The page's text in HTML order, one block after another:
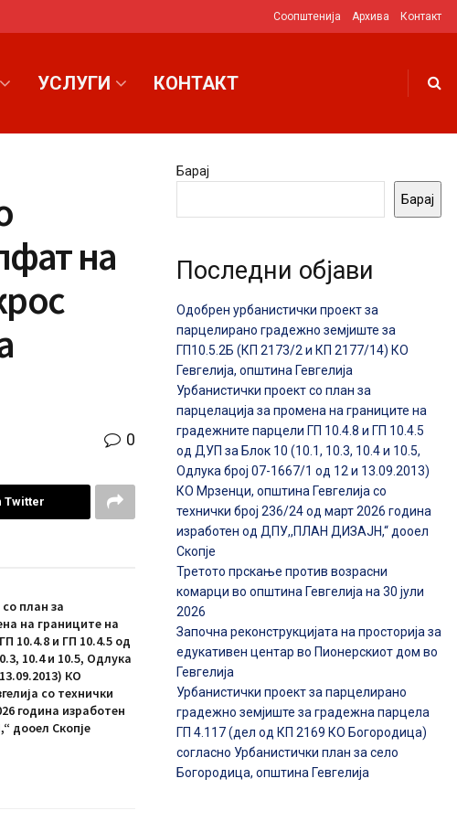
Соопштенија Архива Контакт
УСЛУГИ КОНТАКТ
на
0
Twitter
план за
на границите на
10.4.8 и ГП 10.4.5 од
10.4 и 10.5, Одлука
КО
со технички
година изработен
дооел Скопје
Барај
Барај
Последни објави
Одобрен урбанистички проект за
парцелирано градежно земјиште за
ГП10.5.2Б (КП 2173/2 и КП 2177/14) КО
Гевгелија, општина Гевгелија
Урбанистички проект со план за
парцелација за промена на границите на
градежните парцели ГП 10.4.8 и ГП 10.4.5
од ДУП за Блок 10 (10.1, 10.3, 10.4 и 10.5,
Одлука број 07-1667/1 од 12 и 13.09.2013)
КО Мрзенци, општина Гевгелија со
технички број 236/24 од март 2026 година
изработен од ДПУ,,ПЛАН ДИЗАЈН,“ дооел
Скопје
Третото прскање против возрасни
комарци во општина Гевгелија на 30 јули
2026
Започна реконструкцијата на просторија за
едукативен центар во Пионерскиот дом во
Гевгелија
Урбанистички проект за парцелирано
градежно земјиште за градежна парцела
ГП 4.117 (дел од КП 2169 КО Богородица)
согласно Урбанистички план за село
Богородица, општина Гевгелија